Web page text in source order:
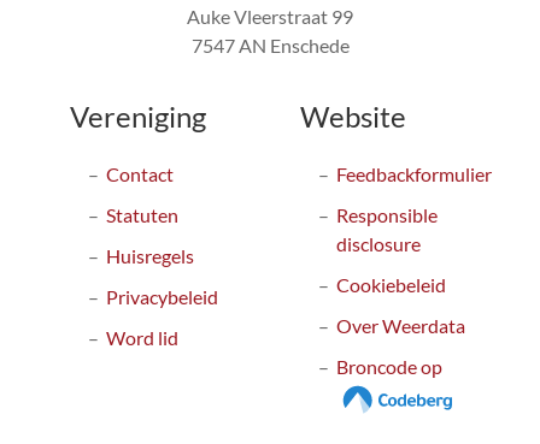
Auke Vleerstraat 99
7547 AN Enschede
Vereniging
Contact
Statuten
Huisregels
Privacybeleid
Word lid
Website
Feedbackformulier
Responsible
disclosure
Cookiebeleid
Over Weerdata
Broncode op